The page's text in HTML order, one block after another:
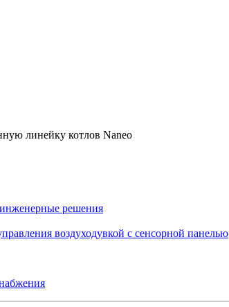
линейку котлов Naneo
решения
воздуходувкой с сенсорной панелью